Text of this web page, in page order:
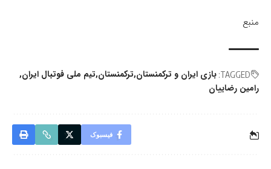
منبع
TAGGED: بازی ایران و ترکمنستان ترکمنستان تیم ملی فوتبال ایران
رامین رضاییان
فیسبوک